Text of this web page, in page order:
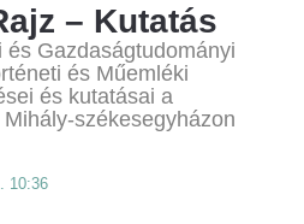
– Kutatás
Gazdaságtudományi
és Műemléki
és kutatásai a
székesegyházon
10:36